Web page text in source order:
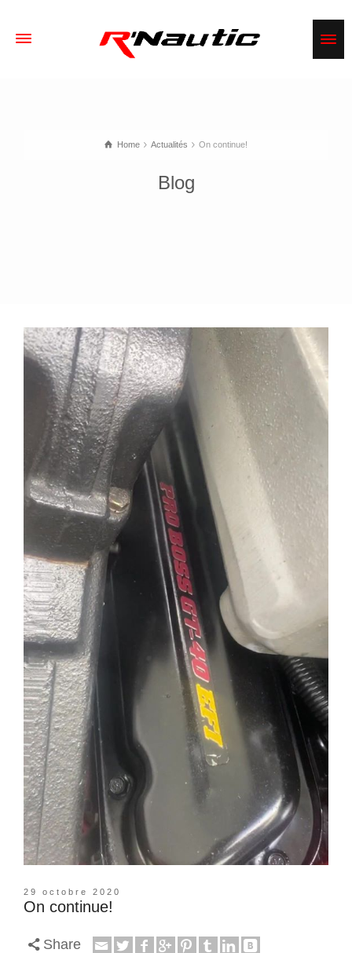
Home Actualités On continue!
Blog
29 octobre 2020
On continue!
Share